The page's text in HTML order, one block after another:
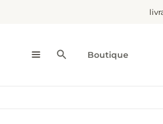
Rechercher
Boutique